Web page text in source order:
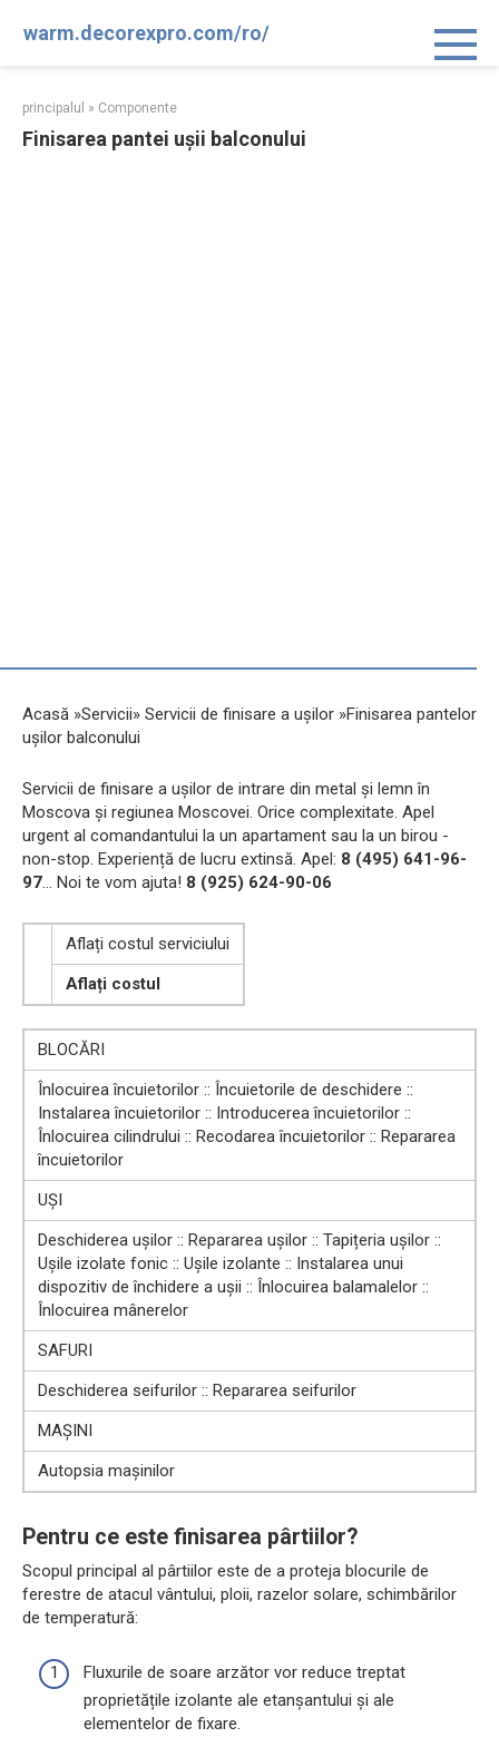
warm.decorexpro.com/ro/
principalul » Componente
Finisarea pantei ușii balconului
Acasă »Servicii» Servicii de finisare a ușilor »Finisarea pantelor
ușilor balconului
Servicii de finisare a ușilor de intrare din metal și lemn în
Moscova și regiunea Moscovei. Orice complexitate. Apel
urgent al comandantului la un apartament sau la un birou -
non-stop. Experiență de lucru extinsă. Apel: 8 (495) 641-96-
97... Noi te vom ajuta! 8 (925) 624-90-06
Aflați costul serviciului
Aflați costul
BLOCĂRI
Înlocuirea încuietorilor :: Încuietorile de deschidere ::
Instalarea încuietorilor :: Introducerea încuietorilor ::
Înlocuirea cilindrului :: Recodarea încuietorilor :: Repararea
încuietorilor
UȘI
Deschiderea ușilor :: Repararea ușilor :: Tapițeria ușilor ::
Ușile izolate fonic :: Ușile izolante :: Instalarea unui
dispozitiv de închidere a ușii :: Înlocuirea balamalelor ::
Înlocuirea mânerelor
SAFURI
Deschiderea seifurilor :: Repararea seifurilor
MAȘINI
Autopsia mașinilor
Pentru ce este finisarea pârtiilor?
Scopul principal al pârtiilor este de a proteja blocurile de
ferestre de atacul vântului, ploii, razelor solare, schimbărilor
de temperatură:
Fluxurile de soare arzător vor reduce treptat
proprietățile izolante ale etanșantului și ale
elementelor de fixare.